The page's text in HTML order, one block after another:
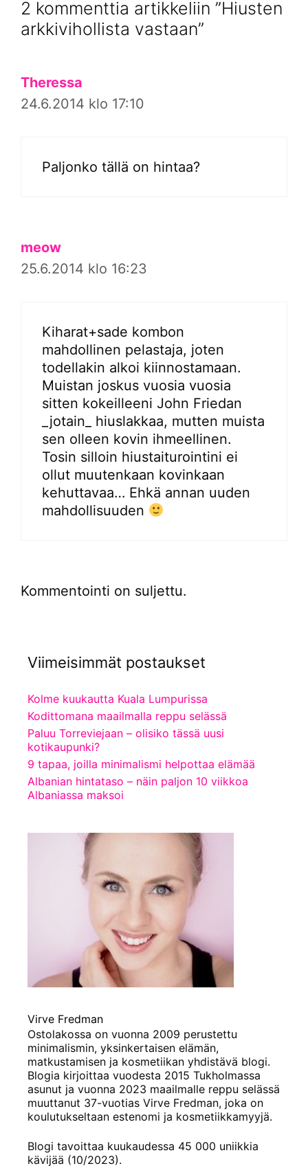
2 kommenttia artikkeliin ”Hiusten
arkkivihollista vastaan”
Theressa
24.6.2014 klo 17:10
Paljonko tällä on hintaa?
meow
25.6.2014 klo 16:23
Kiharat+sade kombon
mahdollinen pelastaja, joten
todellakin alkoi kiinnostamaan.
Muistan joskus vuosia vuosia
sitten kokeilleeni John Friedan
_jotain_ hiuslakkaa, mutten muista
sen olleen kovin ihmeellinen.
Tosin silloin hiustaiturointini ei
ollut muutenkaan kovinkaan
kehuttavaa… Ehkä annan uuden
mahdollisuuden
Kommentointi on suljettu.
Viimeisimmät postaukset
Kolme kuukautta Kuala Lumpurissa
Kodittomana maailmalla reppu selässä
Paluu Torreviejaan – olisiko tässä uusi
kotikaupunki?
9 tapaa, joilla minimalismi helpottaa elämää
Albanian hintataso – näin paljon 10 viikkoa
Albaniassa maksoi
Virve Fredman
Ostolakossa on vuonna 2009 perustettu
minimalismin, yksinkertaisen elämän,
matkustamisen ja kosmetiikan yhdistävä blogi.
Blogia kirjoittaa vuodesta 2015 Tukholmassa
asunut ja vuonna 2023 maailmalle reppu selässä
muuttanut 37-vuotias Virve Fredman, joka on
koulutukseltaan estenomi ja kosmetiikkamyyjä.
Blogi tavoittaa kuukaudessa 45 000 uniikkia
kävijää (10/2023).